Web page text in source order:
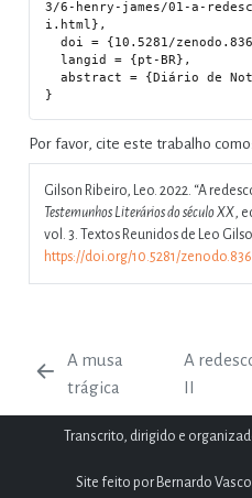
3/6-henry-james/01-a-
i.html},
  doi = {10.5281/zenodo.8368806},
  abstract = {Diário de Notícias, 1960/02/24.}
Por favor, cite este trabalho como:
Gilson Ribeiro, Leo. 2022. “A
Testemunhos Literários do século XX,
vol. 3. Textos Reunidos de Leo
https://doi.org/10.5281/
A musa
trágica
A
II
Transcrito, dirigido e
Site feito por Bernardo